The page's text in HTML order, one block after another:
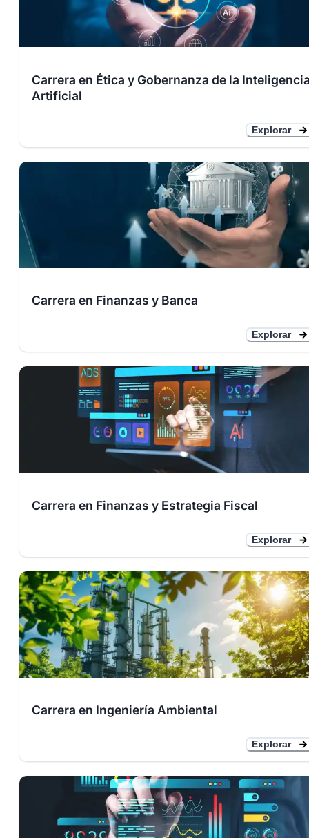
Carrera en Ética y Gobernanza de la
Artificial
Explorar
Carrera en Finanzas y Banca
Explorar
Carrera en Finanzas y Estrategia Fiscal
Explorar
Carrera en Ingeniería Ambiental
Explorar